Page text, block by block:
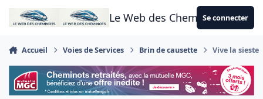
Aller au contenu
Le Web des CheminotsSe connecter
Accueil Voies de Services Brin de causette Vive la sieste